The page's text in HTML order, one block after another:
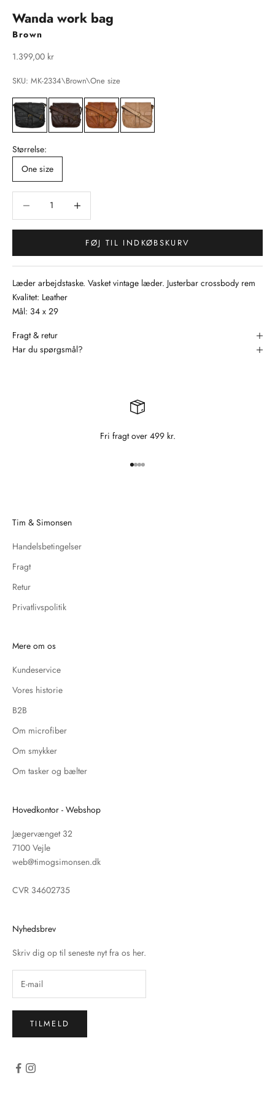
Wanda work bag
Brown
Salgspris
1.399,00 kr
SKU: MK-2334\Brown\One size
Størrelse:
One size
FØJ TIL INDKØBSKURV
Læder arbejdstaske. Vasket vintage læder. Justerbar crossbody rem
Kvalitet: Leather
Mål: 34 x 29
Fragt & retur
Har du spørgsmål?
Fri fragt over 499 kr.
Gå til element 1
Gå til element 2
Gå til element 3
Gå til element 4
Tim & Simonsen
Handelsbetingelser
Fragt
Retur
Privatlivspolitik
Mere om os
Kundeservice
Vores historie
B2B
Om microfiber
Om smykker
Om tasker og bælter
Hovedkontor - Webshop
Jægervænget 32
7100 Vejle
web@timogsimonsen.dk
CVR 34602735
Nyhedsbrev
Skriv dig op til seneste nyt fra os her.
TILMELD